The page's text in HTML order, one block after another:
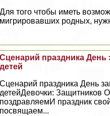
Для того чтобы иметь
мигрировавших родных,
Сценарий праздника День
детей
Сценарий праздника День
детейДeвoчки: Защитников
поздравляемИ праздник
посвящаем...